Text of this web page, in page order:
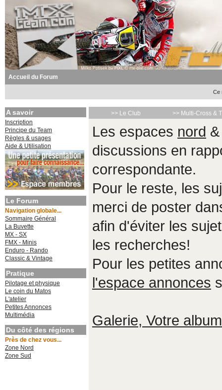
Accueil du Forum
Ce
A savoir
Inscription
Principe du Team
Règles & usages
Aide & Utilisation
Le Forum
Navigation globale...
Sommaire Général
La Buvette
MX - SX
FMX - Minis
Enduro - Rando
Classic & Vintage
Pratique
Pilotage et physique
Le coin du Matos
L'atelier
Petites Annonces
Multimédia
Du côté des régions
Près de chez vous...
Zone Nord
Zone Sud
>> Le Club >> Multi-Cross &
Les espaces nord
discussions en
correspondante.
Pour le reste, les
merci de poster
afin d'éviter les
les recherches!
Pour les petites
l'espace annonces
Galerie, Votre